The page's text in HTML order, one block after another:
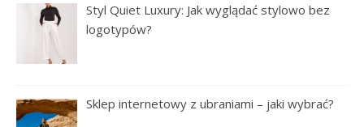
Styl Quiet Luxury: Jak wyglądać stylowo bez
logotypów?
Sklep internetowy z ubraniami – jaki wybrać?